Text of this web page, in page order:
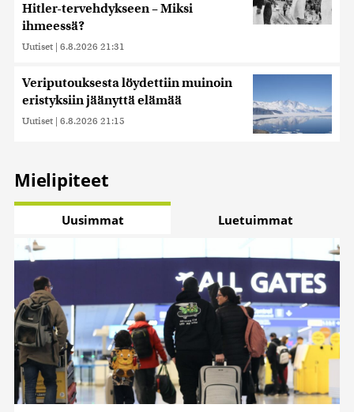
Hitler-tervehdykseen – Miksi
ihmeessä?
Uutiset | 6.8.2026 21:31
Veriputouksesta löydettiin muinoin
eristyksiin jäänyttä elämää
Uutiset | 6.8.2026 21:15
Mielipiteet
Uusimmat Luetuimmat